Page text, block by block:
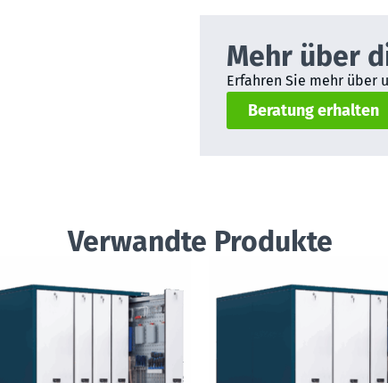
Mehr über
Erfahren Sie mehr über
Beratung erhalten
Verwandte Produkte